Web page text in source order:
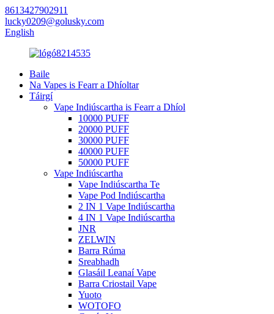
8613427902911
lucky0209@golusky.com
English
Baile
Na Vapes is Fearr a Dhíoltar
Táirgí
Vape Indiúscartha is Fearr a Dhíol
10000 PUFF
20000 PUFF
30000 PUFF
40000 PUFF
50000 PUFF
Vape Indiúscartha
Vape Indiúscartha Te
Vape Pod Indiúscartha
2 IN 1 Vape Indiúscartha
4 IN 1 Vape Indiúscartha
JNR
ZELWIN
Barra Rúma
Sreabhadh
Glasáil Leanaí Vape
Barra Criostail Vape
Yuoto
WOTOFO